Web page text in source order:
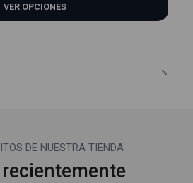
VER OPCIONES
DE NUESTRA TIENDA